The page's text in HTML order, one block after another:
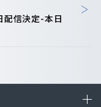
配信決定-本日